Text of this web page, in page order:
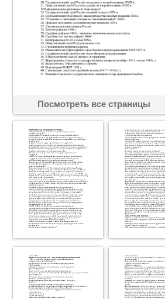
Посмотреть все страницы